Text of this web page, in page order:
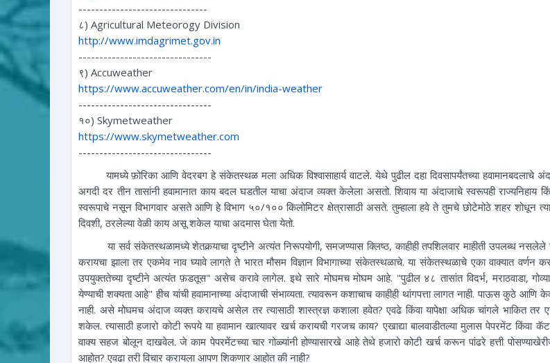
-------------------------------
८) Agricultural Meteorogy Division
http://www.imdagrimet.gov.in
--------------------------------
९) Accuweather
https://www.accuweather.com/en/in/india-weather
--------------------------------
१०) Skymetweather
https://www.skymetweather.com
--------------------------------
यामध्ये फ़ोरिका आणि वेदरबग हे संकेतस्थळ मला अधिक विश्वासाहार्य वाटले. येथे पुढील दहा दिवसापर्यंतच्या हवामानबदलाचे
अगदी दर तीन तासांनी हवामानात काय बदल घडतील याचा अंदाज व्यक्त केलेला असतो. शिवाय या अंदाजाचे स्वरूपही राज्यनिहाय
स्वरूपाचे नसून विभागवार असते आणि हे विभाग ५०/१०० किलोमिटर क्षेत्रासाठी असते. तुम्हाला हवे ते तुमचे छोटेमोठे शहर शोधून
दिवशी, ठरलेल्या वेळी काय असू शकेल याचा अदमास घेता येतो.
या सर्व संकेतस्थळामध्ये शेतकर्‍याचा दृष्टीने अत्यंत निरूपयोगी, समजण्यास क्लिष्ठ, काहीही तपशिलवार माहीती उपलब्ध
करायचा झाला तर एकमेव नाव घ्यावे लागते ते भारत मौसम विज्ञान विभागाच्या संकेतस्थळाचे. या संकेतस्थळाचे एका वाक्यात वर्णन
उपयुक्ततेच्या दृष्टीने अत्यंत फ़डतूस" असेच करावे लागेल. इथे सारे मोघमच मोघम आहे. "पुढील ४८ तासांत विदर्भ, मराठवाडा,
येण्याची शक्यता आहे" हीच यांची हवामानाच्या अंदाजाची संभाव्यता. त्यावरून कशाचाच काहीही थांगपत्ता लागत नाही. पाऊस कुठे आणि
नाही. असे मोघमच अंदाज व्यक्त करायचे असेल तर त्यासाठी शास्त्रज्ञ कशाला हवेत? एवढे किंवा यापेक्षा अधिक चांगले भाकित तर
शकेल. त्यासाठी हजारो कोटी रूपये या हवामान खात्यावर खर्च करायची गरजच काय? एखाद्या बालवाडीतल्या मुलास पेपरमेंट किंवा
वाक्य सहज बोलून दाखवेल. जे काम पेपरमेंटच्या चार गोळ्यांनी होण्यासारखे आहे तेथे हजारो कोटी खर्च करून पांढरे हत्ती
आहोत? एवढा तरी विचार करायला आपण शिकणार आहोत की नाही?